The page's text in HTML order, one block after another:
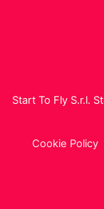
Start To Fly S.r.l.
Cookie Policy